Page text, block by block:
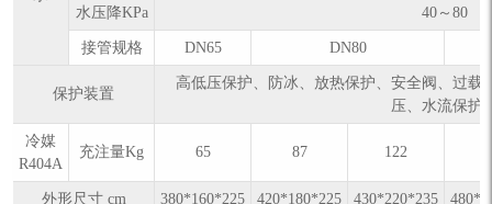
水压降KPa 40～80
接管规格 DN65 DN80
保护装置
高低压保护、防冰、放热保护、安全阀、过载
压、水流保护
冷媒
R404A
充注量Kg 65 87 122
外形尺寸 cm 380*160*225 420*180*225 430*220*235